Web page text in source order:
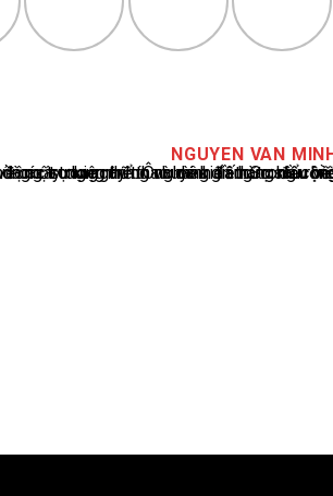
NGUYEN VAN
Nguyễn Văn Minh là một trong những chuyên gia hàng đầu về báo cáo tin tức thể thao tại Việt Nam, với hơn 10 năm hoạt động trong ngành. Ông có kiến thức sâu rộng và kinh nghiệm đáng kể trong việc phân tích và báo cáo về các sự kiện thể